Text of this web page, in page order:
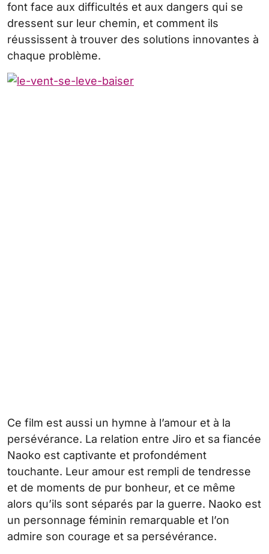
font face aux difficultés et aux dangers qui se
dressent sur leur chemin, et comment ils
réussissent à trouver des solutions innovantes à
chaque problème.
Ce film est aussi un hymne à l’amour et à la
persévérance. La relation entre Jiro et sa fiancée
Naoko est captivante et profondément
touchante. Leur amour est rempli de tendresse
et de moments de pur bonheur, et ce même
alors qu’ils sont séparés par la guerre. Naoko est
un personnage féminin remarquable et l’on
admire son courage et sa persévérance.